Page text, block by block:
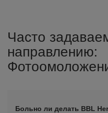
Часто
направлению:
Больно ли делать BBL